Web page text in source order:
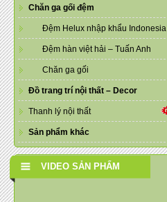
Chăn ga gối đệm
Đệm Helux nhập khẩu Indonesia
Đệm hàn việt hải – Tuấn Anh
Chăn ga gối
Đồ trang trí nội thất – Decor
Thanh lý nội thất
Sản phẩm khác
VIDEO SẢN PHẨM